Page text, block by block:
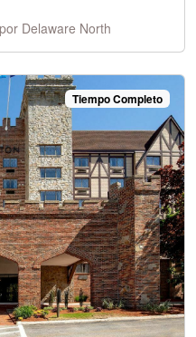
Delaware North
Tiempo Completo